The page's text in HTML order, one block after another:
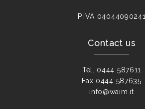
P.IVA 04044090241
Contact us
Tel. 0444 587611
Fax 0444 587635
info@waim.it